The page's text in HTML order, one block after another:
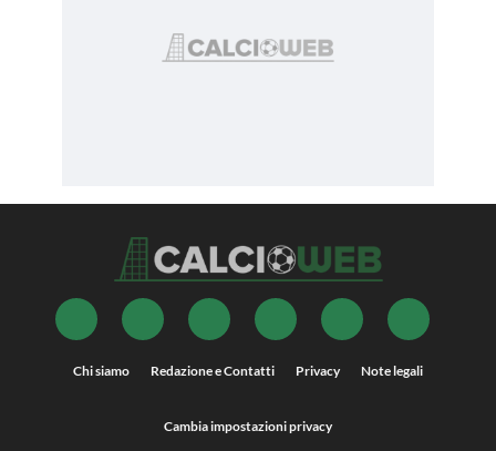
Chi siamo Redazione e Contatti Privacy Note legali
Cambia impostazioni privacy